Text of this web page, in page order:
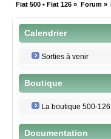
Fiat 500 • Fiat 126 » Forum»
Calendrier
Sorties à venir
Boutique
La boutique 500-126
Documentation